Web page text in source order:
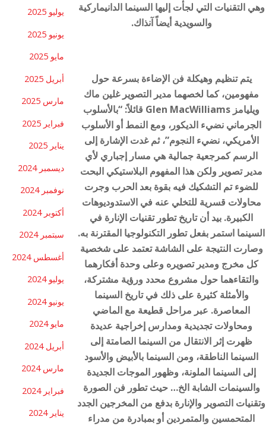
وهي التقنيات التي لجأت إليها السينما الدانيماركية
والسويدية أيضاً آنذاك.
يتم تنظيم وهيكلة فن الإضاءة بسرعة حول
مفهومين، كما لخصهما مدير التصوير غلين ماك
ويليامز Glen MacWilliams قائلاً: “بالأسلوب
الجرماني نضيء الديكور، ومع النمط أو الأسلوب
الأمريكي، نضيء النجوم”، ثم غدت الإشارة إلى
الرسم كمرجعية جمالية هي مسار إجباري لأي
مدير تصوير ولكن هذا المفهوم البلاستيكي البحت
للضوء تم التشكيك فيه بقوة بعد الحرب وجرت
محاولات قسرية للتخلي عنه في الاستدوديوهات
الكبيرة. بيد أن تاريخ تطور تقنيات الإنارة في
السينما استمر بفعل تطور التكنولوجيا المقترنة به.
وصارت النتيجة على الشاشة تعتمد على شخصية
كل مخرج ومدير تصويره وعلى وحدة أفكارهما
والتقاءهما حول مشروع محدد ورؤية مشتركة،
والأمثلة كثيرة على ذلك في تاريخ السينما
المعاصرة. عبر مراحل قطيعة مع الماضي
ومحاولات تجديدية ومدارس إخراجية عديدة
ظهرت إثر الانتقال من السينما الصامتة إلى
السينما الناطقة، ومن السينما بالأبيض والأسود
إلى السينما الملونة، وظهور الموجات الجديدة
والسينمات الشابة الخ… حيث تطور فن الصورة
وتقنيات التصوير والإنارة بدفع من المخرجين الجدد
المتحمسين والمتمردين أو بمبادرة من مدراء
يوليو 2025
يونيو 2025
مايو 2025
أبريل 2025
مارس 2025
فبراير 2025
يناير 2025
ديسمبر 2024
نوفمبر 2024
أكتوبر 2024
سبتمبر 2024
أغسطس 2024
يوليو 2024
يونيو 2024
مايو 2024
أبريل 2024
مارس 2024
فبراير 2024
يناير 2024